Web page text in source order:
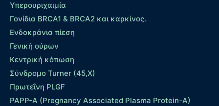
Yπερουριχαιμία
Γονίδια BRCA1 & BRCA2 και καρκίνος.
Ενδοκράνια πίεση
Γενική ούρων
Κεντρική κόπωση
Σύνδρομο Turner (45,X)
Πρωτεΐνη PLGF
PAPP-A (Pregnancy Associated Plasma Protein-A)